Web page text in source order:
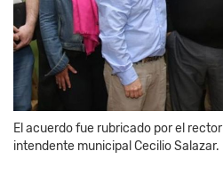
El acuerdo fue rubricado por el
intendente municipal Cecilio Salazar.